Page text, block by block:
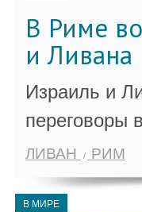
В Риме
и Ливана
Израиль и
переговоры
ЛИВАН РИМ
В МИРЕ